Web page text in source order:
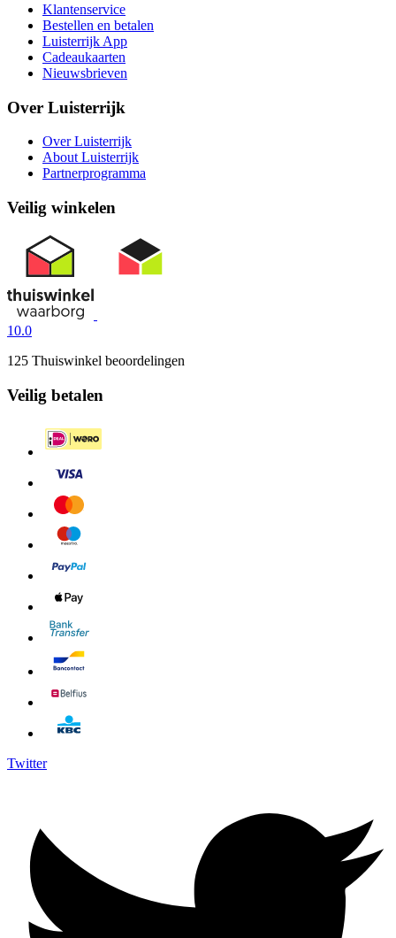
Klantenservice
Bestellen en betalen
Luisterrijk App
Cadeaukaarten
Nieuwsbrieven
Over Luisterrijk
Over Luisterrijk
About Luisterrijk
Partnerprogramma
Veilig winkelen
10.0
125 Thuiswinkel beoordelingen
Veilig betalen
Twitter